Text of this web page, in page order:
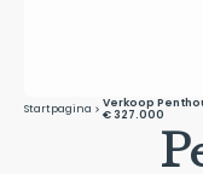
Startpagina
Verkoop
€ 327.000